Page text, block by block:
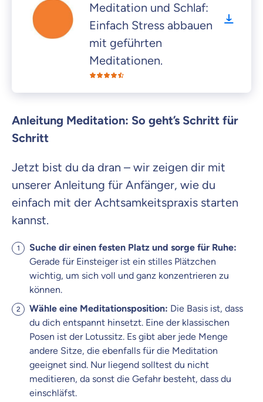
Meditation und Schlaf:
Einfach Stress abbauen
mit geführten
Meditationen.
Anleitung Meditation: So geht’s Schritt für
Schritt
Jetzt bist du da dran – wir zeigen dir mit
unserer Anleitung für Anfänger, wie du
einfach mit der Achtsamkeitspraxis starten
kannst.
Suche dir einen festen Platz und sorge für Ruhe:
Gerade für Einsteiger ist ein stilles Plätzchen
wichtig, um sich voll und ganz konzentrieren zu
können.
Wähle eine Meditationsposition: Die Basis ist, dass
du dich entspannt hinsetzt. Eine der klassischen
Posen ist der Lotussitz. Es gibt aber jede Menge
andere Sitze, die ebenfalls für die Meditation
geeignet sind. Nur liegend solltest du nicht
meditieren, da sonst die Gefahr besteht, dass du
einschläfst.